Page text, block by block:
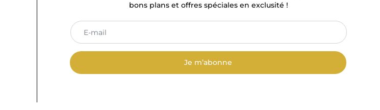
bons plans et offres spéciales en exclusité !
Je m’abonne